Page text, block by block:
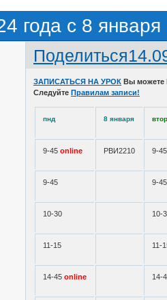
года с 8
Поделиться
ЗАПИСАТЬСЯ НА УРОК Вы
Следуйте Правилам записи!
пнд 8 января
9-45online РВИ2210 9-
9-45 9-45
10-30 10-
11-15 11-
14-45online 14-